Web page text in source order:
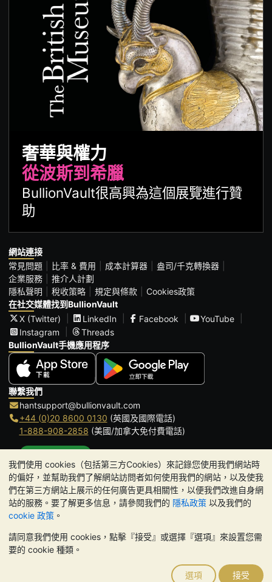
我們使用 cookies（包括第三方Cookies）來記錄您使用我們網站時
的偏好，並幫助我們了解網站訪問者如何使用我們的網站，以及使我
們在第三方網站上展示的任何廣告更具相關性，以便我們改進自身網
站的服務。要了解更多信息，請參閱我們的 隱私政策 以及我們的
cookie 政策 。
請同意我們使用 cookies，點擊『接受』或選擇『選項』來設置您需
要的 cookie 種類。
選項 接受
奢華與權力
從波斯到希臘
BullionVault很高興為這個展覽進行贊
助
網站連接
常見問題
比率 & 費用 成本計算器
盎司/千克轉換器
企業服務
推介人計劃
隱私聲明
稅收策略 規定與條款
Cookies政策
在社交媒體找到BullionVault
X (Twitter)
LinkedIn Facebook
YouTube
Instagram
Threads
BullionVault手機應用程序
聯繫我們
hantsupport@bullionvault.com
+44 (0)20 8600 0130 (英國及國際電話)
1-888-908-2858 (美國/加拿大免付費電話)
辦公時間:
9am to 8:30pm (英國時間), 周一至周五
Galmarley Ltd T/A BullionVault
3 Shortlands (7th Floor)
London
W6 8DA
貴金屬的價值可能下跌也可能上漲。歷史趨勢不能保證未來